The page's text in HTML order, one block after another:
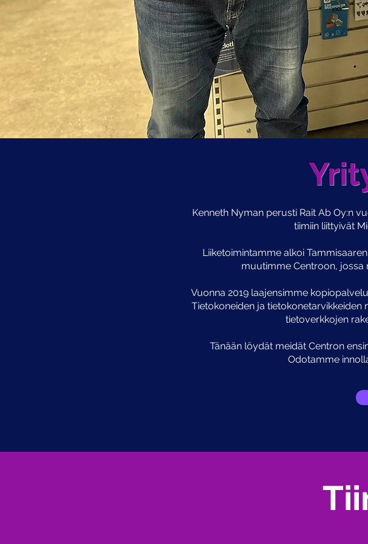
Kenneth Nyman perusti Rait Ab Oy:n
tiimiin liittyivät
Liiketoimintamme alkoi
muutimme Centroon, jossa
Vuonna 2019 laajensimme
Tietokoneiden ja tietokonetarvikkeiden
tietoverkkojen
Tänään löydät meidät Centron
Odotamme